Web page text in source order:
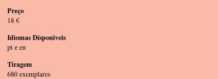
Preço
18 €
Idiomas Dísponiveis
pt e en
Tiragem
680 exemplares